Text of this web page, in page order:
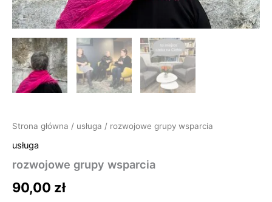
Strona główna / usługa / rozwojowe grupy wsparcia
usługa
rozwojowe grupy wsparcia
90,00 zł